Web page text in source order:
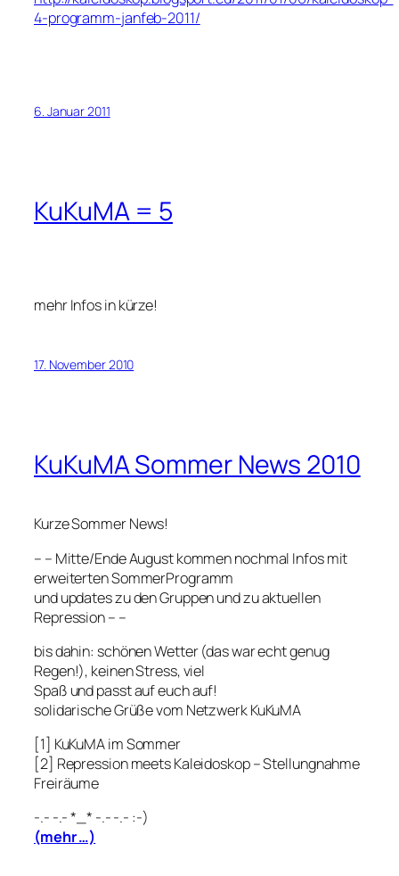
4-programm-janfeb-2011/
6. Januar 2011
KuKuMA = 5
mehr Infos in kürze!
17. November 2010
KuKuMA Sommer News 2010
Kurze Sommer News!
– – Mitte/Ende August kommen nochmal Infos mit
erweiterten SommerProgramm
und updates zu den Gruppen und zu aktuellen
Repression – –
bis dahin: schönen Wetter (das war echt genug
Regen!), keinen Stress, viel
Spaß und passt auf euch auf!
solidarische Grüße vom Netzwerk KuKuMA
[1] KuKuMA im Sommer
[2] Repression meets Kaleidoskop – Stellungnahme
Freiräume
-.- -.- *_* -.- -.- :-)
(mehr …)